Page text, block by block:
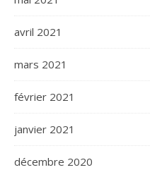
avril 2021
mars 2021
février 2021
janvier 2021
décembre 2020